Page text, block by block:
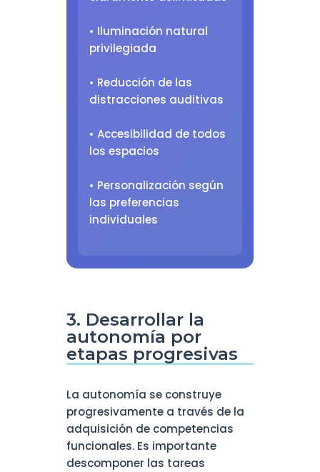
• Iluminación natural
privilegiada
• Reducción de las
distracciones auditivas
• Accesibilidad de todos
los espacios
• Personalización según
las preferencias
individuales
3. Desarrollar la
autonomía por
etapas progresivas
La autonomía se construye
progresivamente a través de la
adquisición de competencias
funcionales. Es importante
descomponer las tareas